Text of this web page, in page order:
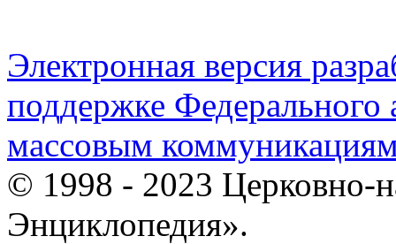
Электронная версия
поддержке Федерального
массовым
© 1998 - 2023 Церковно-
Энциклопедия».